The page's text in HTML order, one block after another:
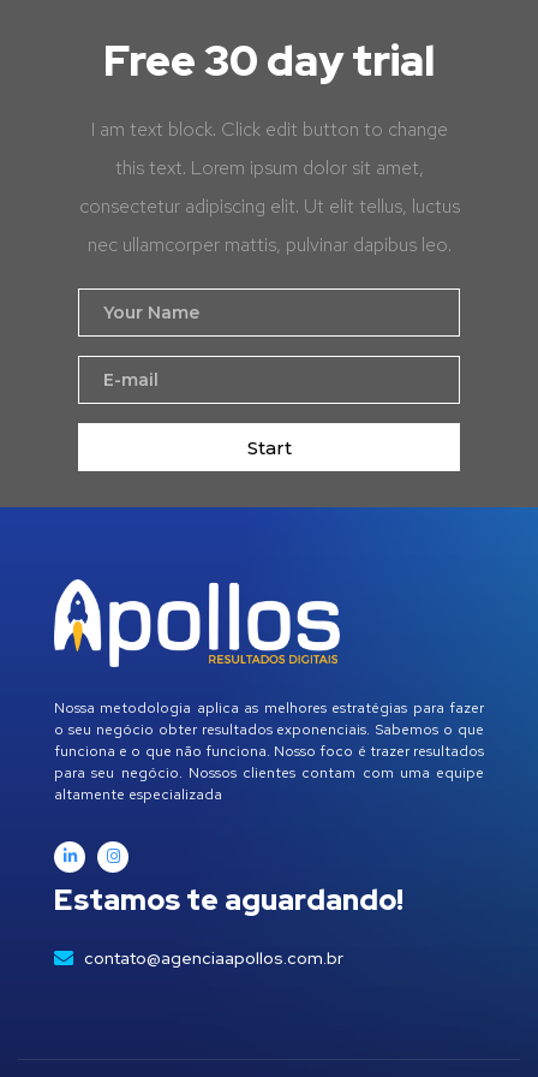
Free 30 day trial
I am text block. Click edit button to change
this text. Lorem ipsum dolor sit amet,
consectetur adipiscing elit. Ut elit tellus, luctus
nec ullamcorper mattis, pulvinar dapibus leo.
Start
Nossa metodologia aplica as melhores estratégias para fazer
o seu negócio obter resultados exponenciais. Sabemos o que
funciona e o que não funciona. Nosso foco é trazer resultados
para seu negócio. Nossos clientes contam com uma equipe
altamente especializada
Estamos te aguardando!
contato@agenciaapollos.com.br